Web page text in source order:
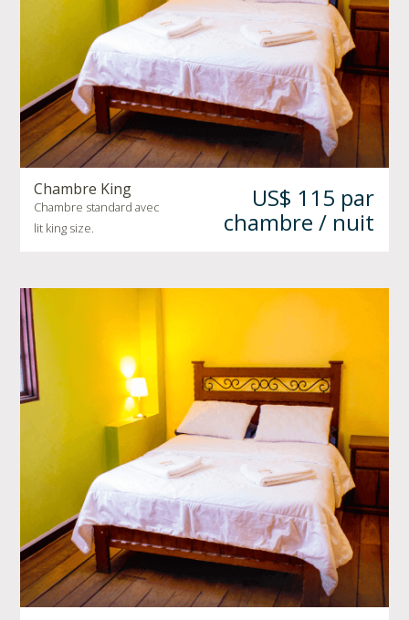
Chambre King
Chambre standard avec
lit king size.
US$ 115 par
chambre / nuit